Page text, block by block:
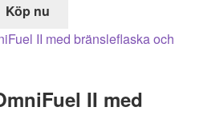
Köp nu
II med